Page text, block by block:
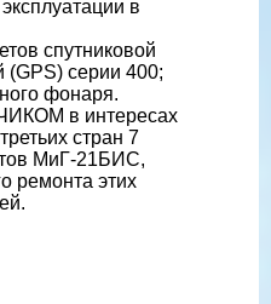
в
спутниковой
(GPS) серии 400;
фонаря.
в интересах
стран 7
МиГ-21БИС,
ремонта этих